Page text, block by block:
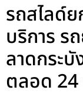
รถสไลด์
บริการ ร
ลาดกระบั
ตลอด